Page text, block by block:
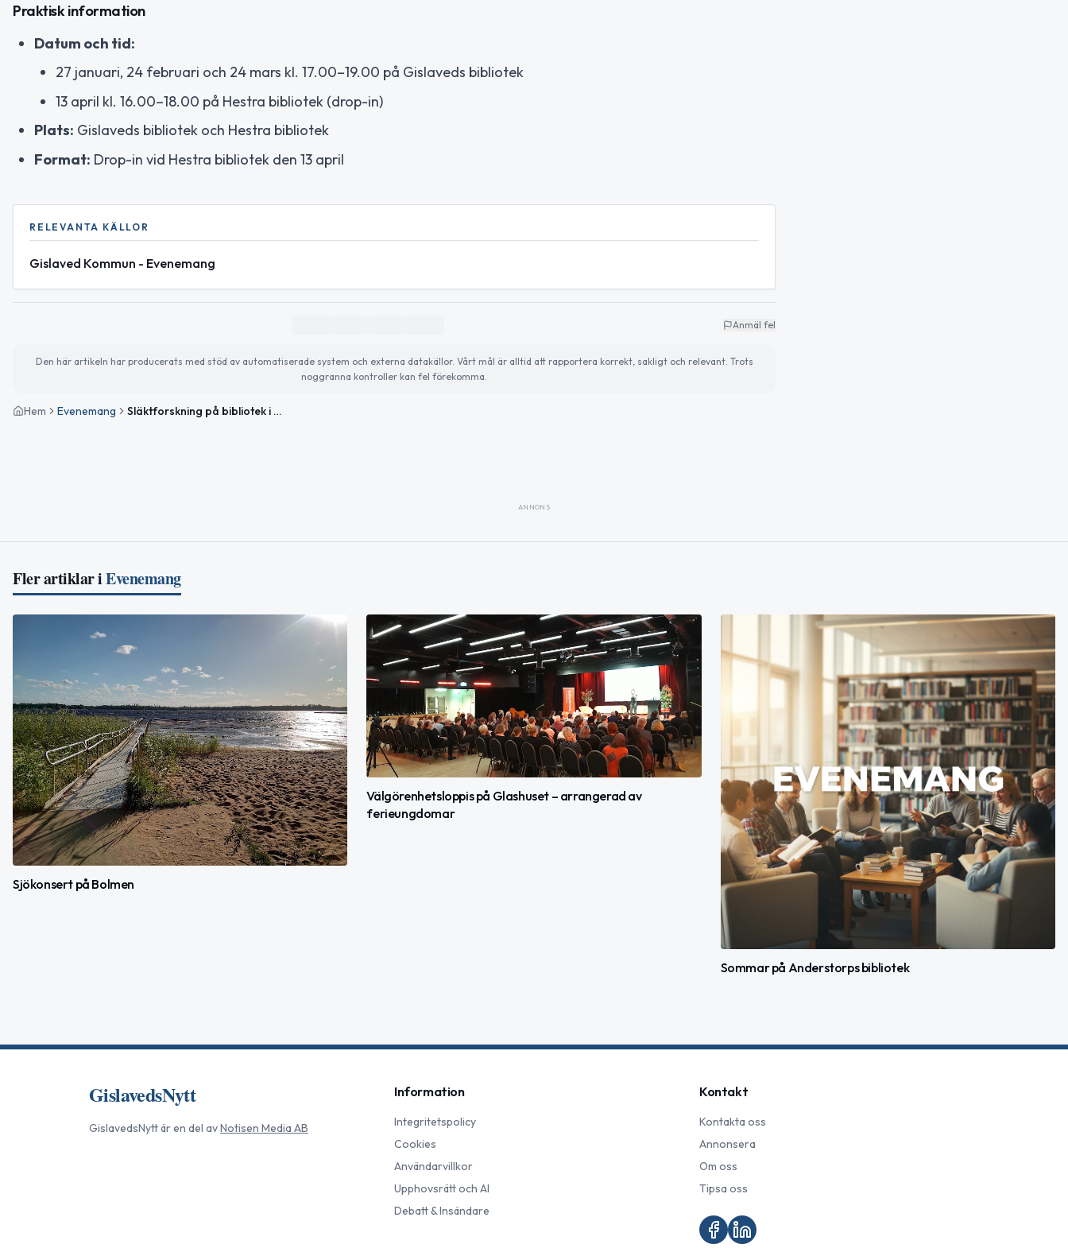
Praktisk information
Datum och tid:
27 januari, 24 februari och 24 mars kl. 17.00–19.00 på Gislaveds bibliotek
13 april kl. 16.00–18.00 på Hestra bibliotek (drop-in)
Plats: Gislaveds bibliotek och Hestra bibliotek
Format: Drop-in vid Hestra bibliotek den 13 april
RELEVANTA KÄLLOR
Gislaved Kommun - Evenemang
Anmäl fel
Den här artikeln har producerats med stöd av automatiserade system och externa datakällor. Vårt mål är alltid att rapportera korrekt, sakligt och relevant. Trots
noggranna kontroller kan fel förekomma.
Hem Evenemang Släktforskning på bibliotek i Gislaveds kommun
ANNONS
Fler artiklar iEvenemang
Sjökonsert på Bolmen
Välgörenhetsloppis på Glashuset – arrangerad av
ferieungdomar
Sommar på Anderstorps bibliotek
GislavedsNytt
GislavedsNyttär en del avNotisen Media AB
Information
Integritetspolicy
Cookies
Användarvillkor
Upphovsrätt och AI
Debatt & Insändare
Kontakt
Kontakta oss
Annonsera
Om oss
Tipsa oss